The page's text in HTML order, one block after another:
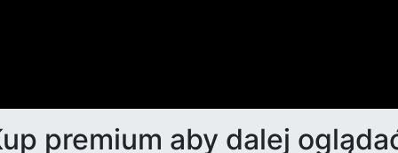
premium aby dalej